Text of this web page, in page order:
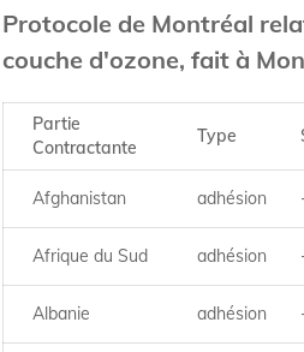
Protocole de Montréal
couche d'ozone, fait à
Partie
Contractante
Type
Afghanistan adhésion
Afrique du Sud adhésion
Albanie adhésion